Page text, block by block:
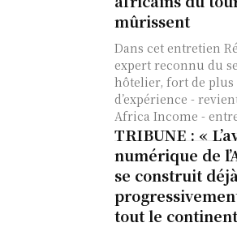
mûrissent
Dans cet entretien
expert reconnu du
hôtelier, fort de plus
d’expérience -
Africa Income -
TRIBUNE : «
numérique de
se construit
tout le